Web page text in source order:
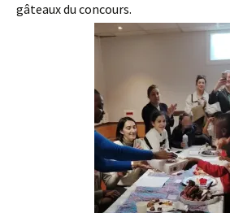
gâteaux du concours.